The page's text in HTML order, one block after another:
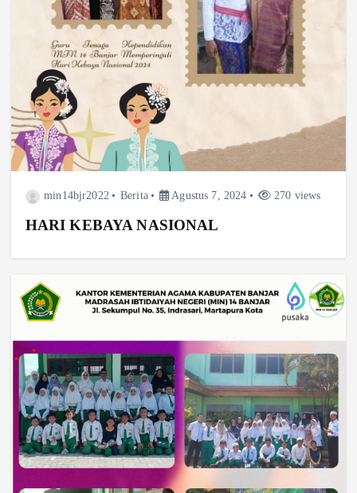
min14bjr2022 Berita Agustus 7, 2024 270 views
HARI KEBAYA NASIONAL